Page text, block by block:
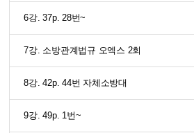
6강. 37p. 28번~
7강. 소방관계법규 오엑스 2회
8강. 42p. 44번 자체소방대
9강. 49p. 1번~